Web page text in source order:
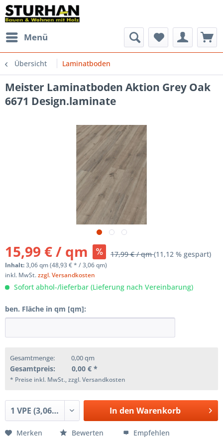
Menü
Übersicht Laminatboden
Meister Laminatboden Aktion Grey Oak
6671 Design.laminate
15,99 € / qm 17,99 € / qm(11,12 % gespart)
Inhalt:3,06 qm (48,93 € * / 3,06 qm)
inkl. MwSt.zzgl. Versandkosten
Sofort abhol-/lieferbar (Lieferung nach Vereinbarung)
ben. Fläche in qm [qm]:
Gesamtmenge: 0,00qm
Gesamtpreis: 0,00 € *
* Preise inkl. MwSt., zzgl. Versandkosten
In den Warenkorb
Merken Bewerten Empfehlen